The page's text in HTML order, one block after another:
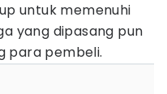
untuk memenuhi
yang dipasang pun
para pembeli.